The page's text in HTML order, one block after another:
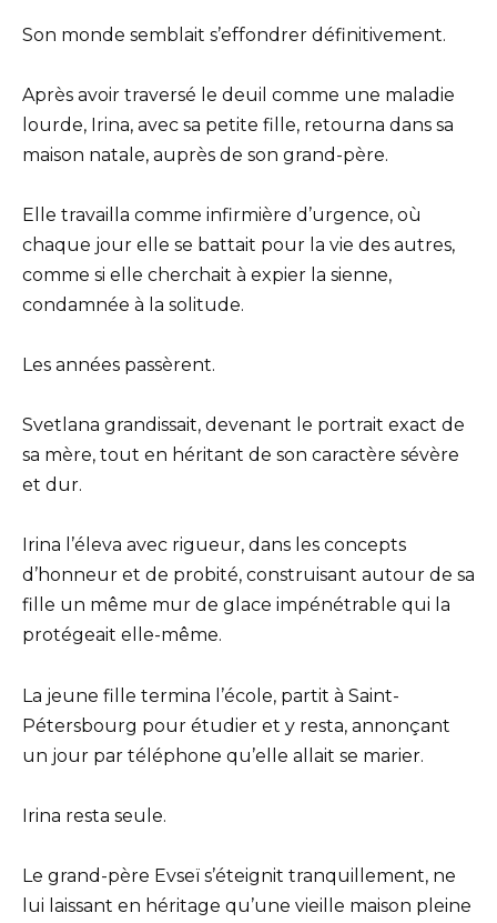
Son monde semblait s’effondrer définitivement.
Après avoir traversé le deuil comme une maladie
lourde, Irina, avec sa petite fille, retourna dans sa
maison natale, auprès de son grand-père.
Elle travailla comme infirmière d’urgence, où
chaque jour elle se battait pour la vie des autres,
comme si elle cherchait à expier la sienne,
condamnée à la solitude.
Les années passèrent.
Svetlana grandissait, devenant le portrait exact de
sa mère, tout en héritant de son caractère sévère
et dur.
Irina l’éleva avec rigueur, dans les concepts
d’honneur et de probité, construisant autour de sa
fille un même mur de glace impénétrable qui la
protégeait elle-même.
La jeune fille termina l’école, partit à Saint-
Pétersbourg pour étudier et y resta, annonçant
un jour par téléphone qu’elle allait se marier.
Irina resta seule.
Le grand-père Evseï s’éteignit tranquillement, ne
lui laissant en héritage qu’une vieille maison pleine